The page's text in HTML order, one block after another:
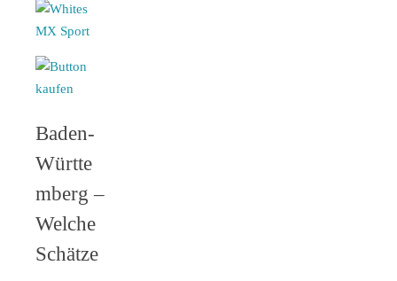
Baden-
Württe
mberg –
Welche
Schätze